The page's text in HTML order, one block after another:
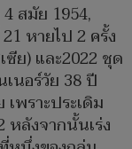
สมัย 1954,
หายไป 2 ครั้ง
ย) และ2022 ชุด
นอร์วัย 38 ปี
พราะประเดิม
หลังจากนั้นเร่ง